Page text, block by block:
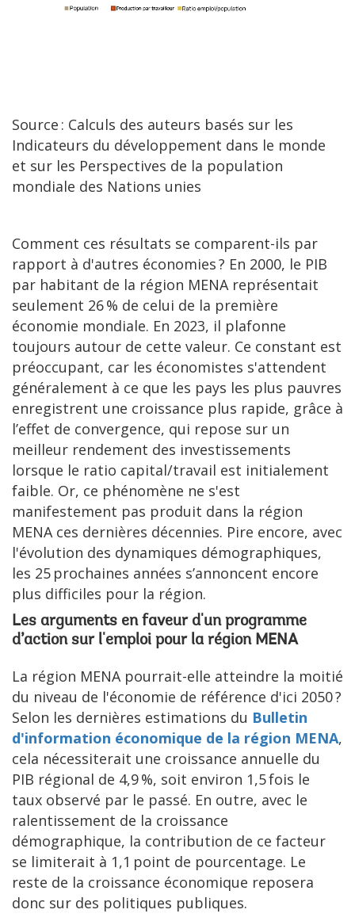
Source : Calculs des auteurs basés sur les
Indicateurs du développement dans le monde
et sur les Perspectives de la population
mondiale des Nations unies
Comment ces résultats se comparent-ils par
rapport à d'autres économies ? En 2000, le PIB
par habitant de la région MENA représentait
seulement 26 % de celui de la première
économie mondiale. En 2023, il plafonne
toujours autour de cette valeur. Ce constant est
préoccupant, car les économistes s'attendent
généralement à ce que les pays les plus pauvres
enregistrent une croissance plus rapide, grâce à
l’effet de convergence, qui repose sur un
meilleur rendement des investissements
lorsque le ratio capital/travail est initialement
faible. Or, ce phénomène ne s'est
manifestement pas produit dans la région
MENA ces dernières décennies. Pire encore, avec
l'évolution des dynamiques démographiques,
les 25 prochaines années s’annoncent encore
plus difficiles pour la région.
Les arguments en faveur d'un programme
d’action sur l'emploi pour la région MENA
La région MENA pourrait-elle atteindre la moitié
du niveau de l'économie de référence d'ici 2050 ?
Selon les dernières estimations du Bulletin
d'information économique de la région MENA,
cela nécessiterait une croissance annuelle du
PIB régional de 4,9 %, soit environ 1,5 fois le
taux observé par le passé. En outre, avec le
ralentissement de la croissance
démographique, la contribution de ce facteur
se limiterait à 1,1 point de pourcentage. Le
reste de la croissance économique reposera
donc sur des politiques publiques.